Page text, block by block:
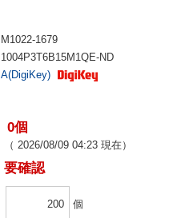
M1022-1679
1004P3T6B15M1QE-ND
A(DigiKey)
0個
（ 2026/08/09 04:23 現在）
要確認
個